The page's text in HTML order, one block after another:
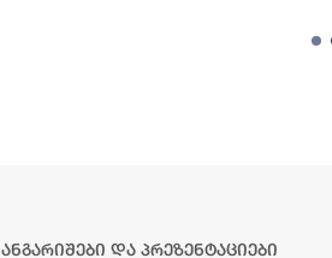
ანგარიშები და პრეზენტაციები